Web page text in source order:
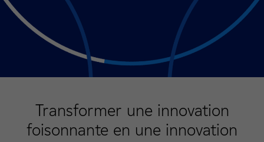
Transformer une innovation
foisonnante en une innovation